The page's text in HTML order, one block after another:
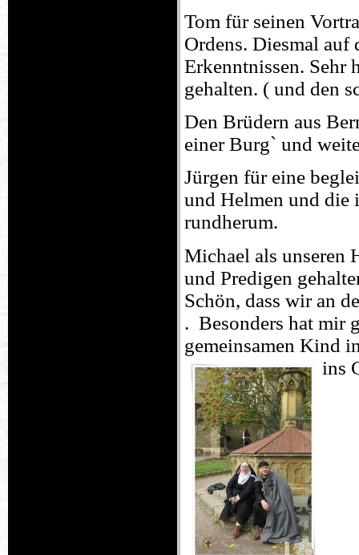
Tom für seinen
Ordens. Diesmal auf
Erkenntnissen. Sehr
gehalten. ( und den
Den Brüdern aus
einer Burg` und
Jürgen für eine
und Helmen und die
rundherum.
Michael als unseren
und Predigen
Schön, dass wir an
. Besonders hat mir
gemeinsamen Kind
ins